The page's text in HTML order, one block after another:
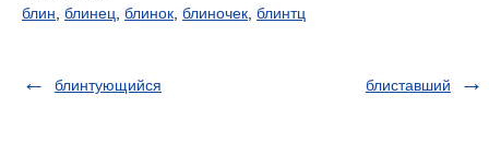
блин блинец блинок блиночек блинтц
блинтующийся блиставший